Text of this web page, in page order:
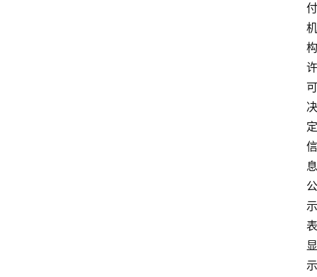
付
机
构
许
可
决
定
信
息
公
示
表
显
示